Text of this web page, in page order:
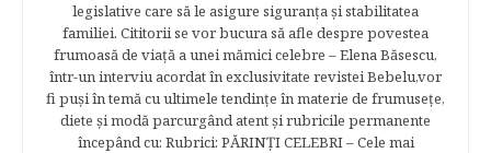
legislative care să le asigure siguranţa şi stabilitatea
familiei. Cititorii se vor bucura să afle despre povestea
frumoasă de viață a unei mămici celebre – Elena Băsescu,
într-un interviu acordat în exclusivitate revistei Bebelu,vor
fi puşi în temă cu ultimele tendinţe în materie de frumuseţe,
diete şi modă parcurgând atent şi rubricile permanente
începând cu: Rubrici: PĂRINŢI CELEBRI – Cele mai